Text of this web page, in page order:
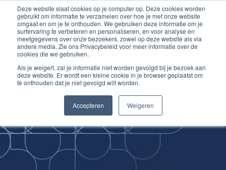
Deze website slaat cookies op je computer op. Deze cookies worden
gebruikt om informatie te verzamelen over hoe je met onze website
omgaat en om je te onthouden. We gebruiken deze informatie om je
surfervaring te verbeteren en personaliseren, en voor analyse en
meetgegevens over onze bezoekers, zowel op deze website als via
andere media. Zie ons Privacybeleid voor meer informatie over de
cookies die we gebruiken.
Als je weigert, zal je informatie niet worden gevolgd bij je bezoek aan
deze website. Er wordt een kleine cookie in je browser geplaatst om
te onthouden dat je niet gevolgd wilt worden.
Accepteren Weigeren
Inloggen account
Ga
naar
de
inhoud
Improving
Medical Skills